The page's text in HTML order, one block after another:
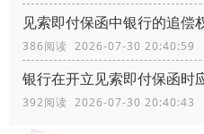
见索即付保函中银行的追偿
386阅读 2026-07-30 20:40:59
银行在开立见索即付保函时
392阅读 2026-07-30 20:40:43